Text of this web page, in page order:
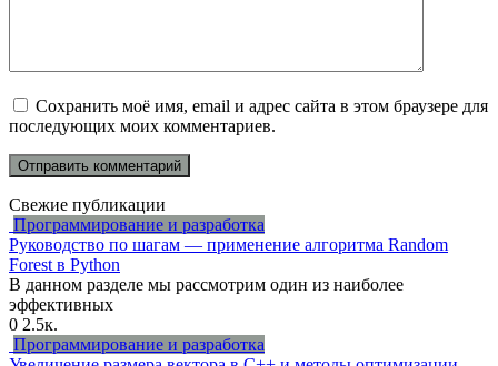
Сохранить моё имя, email и адрес сайта в этом браузере для
последующих моих комментариев.
Свежие публикации
Программирование и разработка
Руководство по шагам — применение алгоритма Random
Forest в Python
В данном разделе мы рассмотрим один из наиболее
эффективных
0 2.5к.
Программирование и разработка